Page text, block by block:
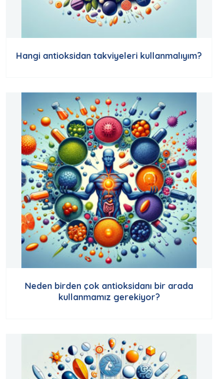
Hangi antioksidan takviyeleri kullanmalıyım?
Neden birden çok antioksidanı bir arada
kullanmamız gerekiyor?